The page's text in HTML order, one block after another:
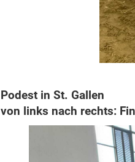
Podest in St. Gallen
von links nach rechts: